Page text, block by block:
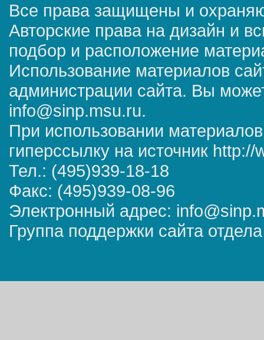
Все права защищены и
Авторские права на дизайн и
подбор и расположение
Использование материалов
администрации сайта. Вы
info@sinp.msu.ru.
При использовании
гиперссылку на источник
Тел.: (495)939-18-18
Факс: (495)939-08-96
Электронный адрес:
Группа поддержки сайта